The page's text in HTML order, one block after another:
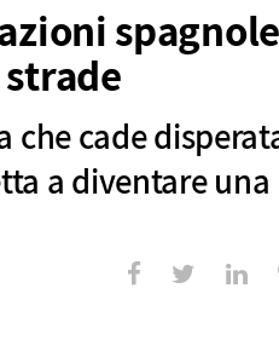
che cade
a diventare